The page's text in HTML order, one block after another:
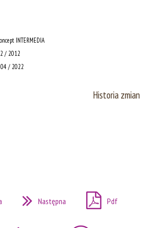
INTERMEDIA
/ 2012
/ 2022
Historia zmian
Następna Pdf